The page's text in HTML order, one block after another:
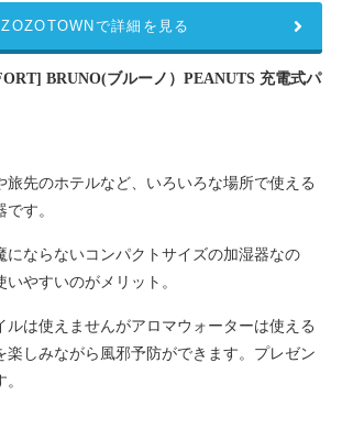
BRUNO(ブルーノ）PEANUTS 充電式パ
旅先のホテルなど、いろいろな場所で使える
す。
にならないコンパクトサイズの加湿器なの
やすいのがメリット。
ルは使えませんがアロマウォーターは使える
楽しみながら風邪予防ができます。プレゼン
ZOZOTOWNで詳細を見る